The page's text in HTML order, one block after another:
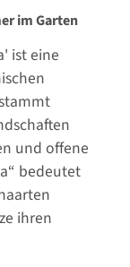
im Garten
ist eine
und offene
bedeutet
ihren